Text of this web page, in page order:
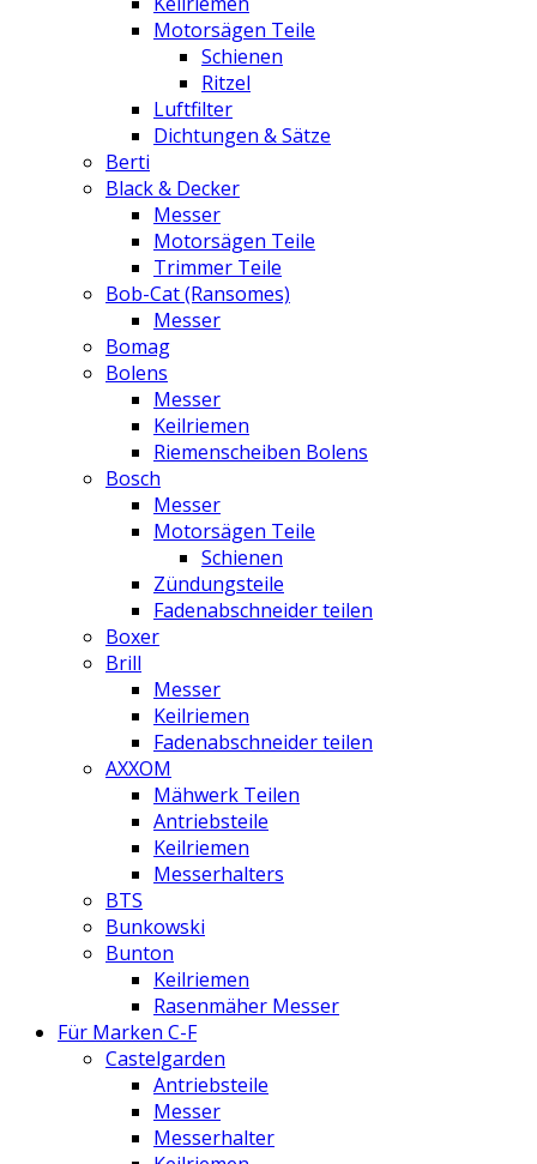
Motorsägen Teile
Schienen
Ritzel
Luftfilter
Dichtungen & Sätze
Berti
Black & Decker
Messer
Motorsägen Teile
Trimmer Teile
Bob-Cat (Ransomes)
Messer
Bomag
Bolens
Messer
Keilriemen
Riemenscheiben Bolens
Bosch
Messer
Motorsägen Teile
Schienen
Zündungsteile
Fadenabschneider teilen
Boxer
Brill
Messer
Keilriemen
Fadenabschneider teilen
AXXOM
Mähwerk Teilen
Antriebsteile
Keilriemen
Messerhalters
BTS
Bunkowski
Bunton
Keilriemen
Rasenmäher Messer
Für Marken C-F
Castelgarden
Antriebsteile
Messer
Messerhalter